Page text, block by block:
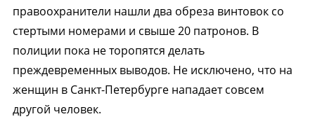
правоохранители нашли два обреза винтовок со
стертыми номерами и свыше 20 патронов. В
полиции пока не торопятся делать
преждевременных выводов. Не исключено, что на
женщин в Санкт-Петербурге нападает совсем
другой человек.